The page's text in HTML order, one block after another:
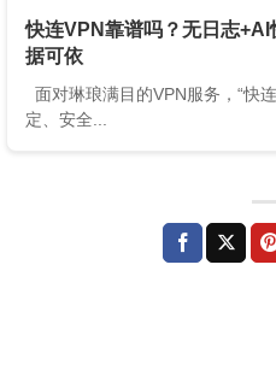
快连VPN靠谱吗？无日志
据可依
面对琳琅满目的VPN服务，“快
定、安全...